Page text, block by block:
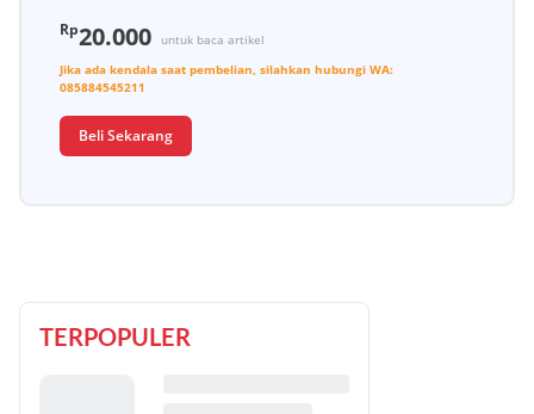
Rp20.000
untuk baca artikel
Jika ada kendala saat pembelian, silahkan hubungi WA:
085884545211
Beli Sekarang
TERPOPULER